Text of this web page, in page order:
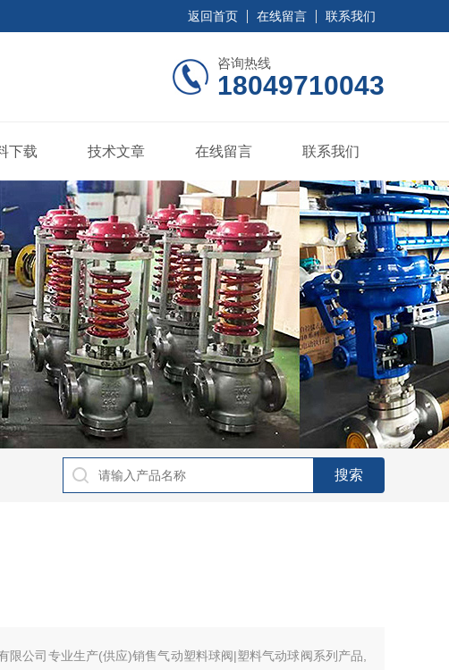
返回首页 在线留言 联系我们
咨询热线
18049710043
下载 技术文章 在线留言 联系我们
限公司专业生产(供应)销售气动塑料球阀|塑料气动球阀系列产品,